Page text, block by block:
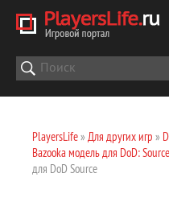
PlayersLife» Для других игр »
Bazooka модель для DoD: Source
для DoD Source